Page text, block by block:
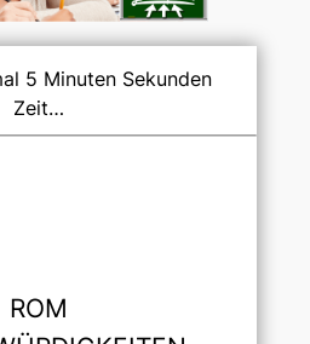
5 Minuten Sekunden
Zeit…
ROM